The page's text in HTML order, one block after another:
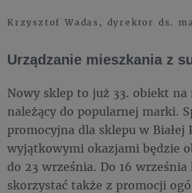
Krzysztof Wadas, dyrektor ds.
Urządzanie mieszkania z
Nowy sklep to już 33. obiekt na
należący do popularnej marki.
promocyjna dla sklepu w Białej
wyjątkowymi okazjami będzie
do 23 września. Do 16
skorzystać także z promocji